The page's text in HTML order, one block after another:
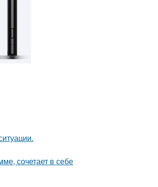
сочетает в себе